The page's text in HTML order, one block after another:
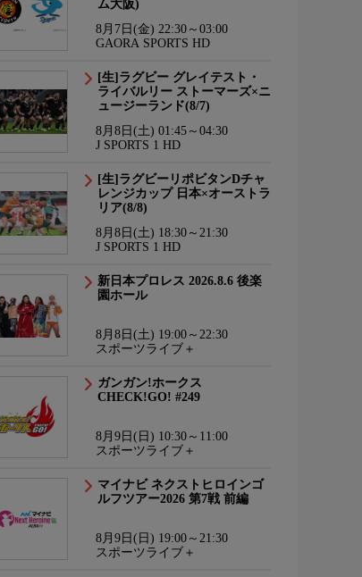
ム大阪)
8月7日(金) 22:30～03:00
GAORA SPORTS HD
[生]ラグビー グレイテスト・
ライバルリー ストーマーズ×ニ
ュージーランド(8/7)
8月8日(土) 01:45～04:30
J SPORTS 1 HD
[生]ラグビーリポビタンDチャ
レンジカップ 日本×オーストラ
リア(8/8)
8月8日(土) 18:30～21:30
J SPORTS 1 HD
新日本プロレス 2026.8.6 後楽
園ホール
8月8日(土) 19:00～22:30
スポーツライブ＋
ガンガン!ホークス
CHECK!GO! #249
8月9日(日) 10:30～11:00
スポーツライブ＋
マイナビ ネクストヒロインゴ
ルフツアー2026 第7戦 前編
8月9日(日) 19:00～21:30
スポーツライブ＋